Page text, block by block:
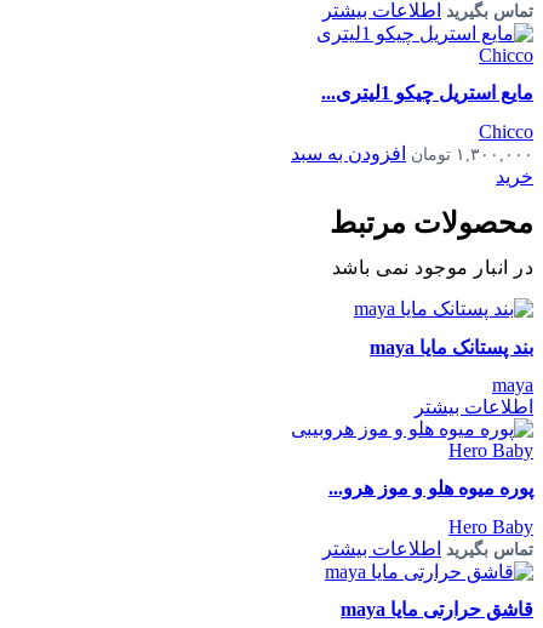
تماس بگیرید اطلاعات بیشتر
مایع استریل چیکو 1لیتری...
Chicco
۱,۳۰۰,۰۰۰ تومان
افزودن به سبد
خرید
محصولات مرتبط
در انبار موجود نمی باشد
بند پستانک مایا maya
maya
اطلاعات بیشتر
پوره میوه هلو و موز هرو...
Hero Baby
تماس بگیرید اطلاعات بیشتر
قاشق حرارتی مایا maya